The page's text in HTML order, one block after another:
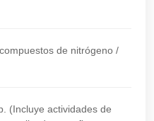
de nitrógeno /
(Incluye actividades de